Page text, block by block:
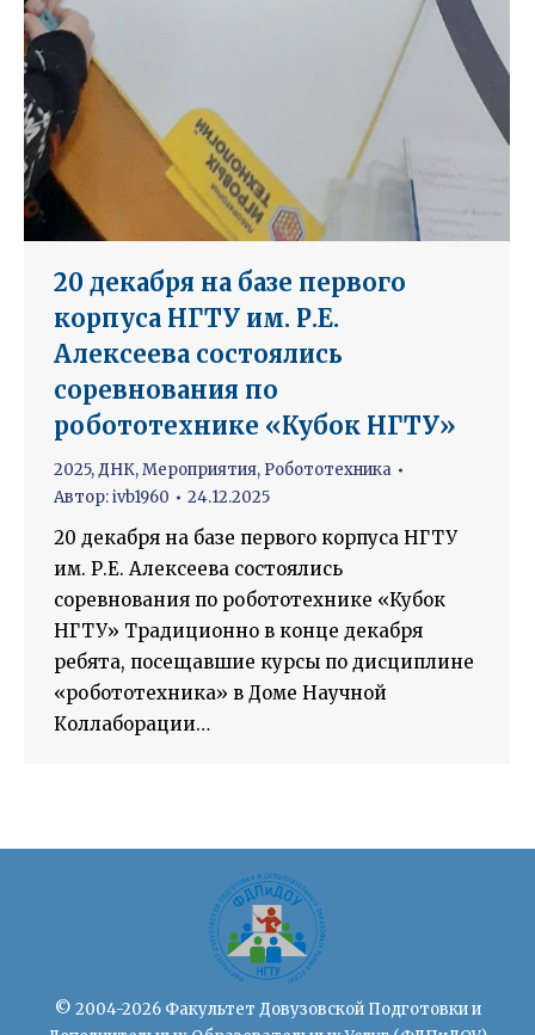
20 декабря на базе первого
корпуса НГТУ им. Р.Е.
Алексеева состоялись
соревнования по
робототехнике «Кубок НГТУ»
2025,ДНК,Мероприятия, Робототехника
Автор:ivb1960 24.12.2025
20 декабря на базе первого корпуса НГТУ
им. Р.Е. Алексеева состоялись
соревнования по робототехнике «Кубок
НГТУ» Традиционно в конце декабря
ребята, посещавшие курсы по дисциплине
«робототехника» в Доме Научной
Коллаборации…
© 2004-2026 Факультет Довузовской Подготовки и